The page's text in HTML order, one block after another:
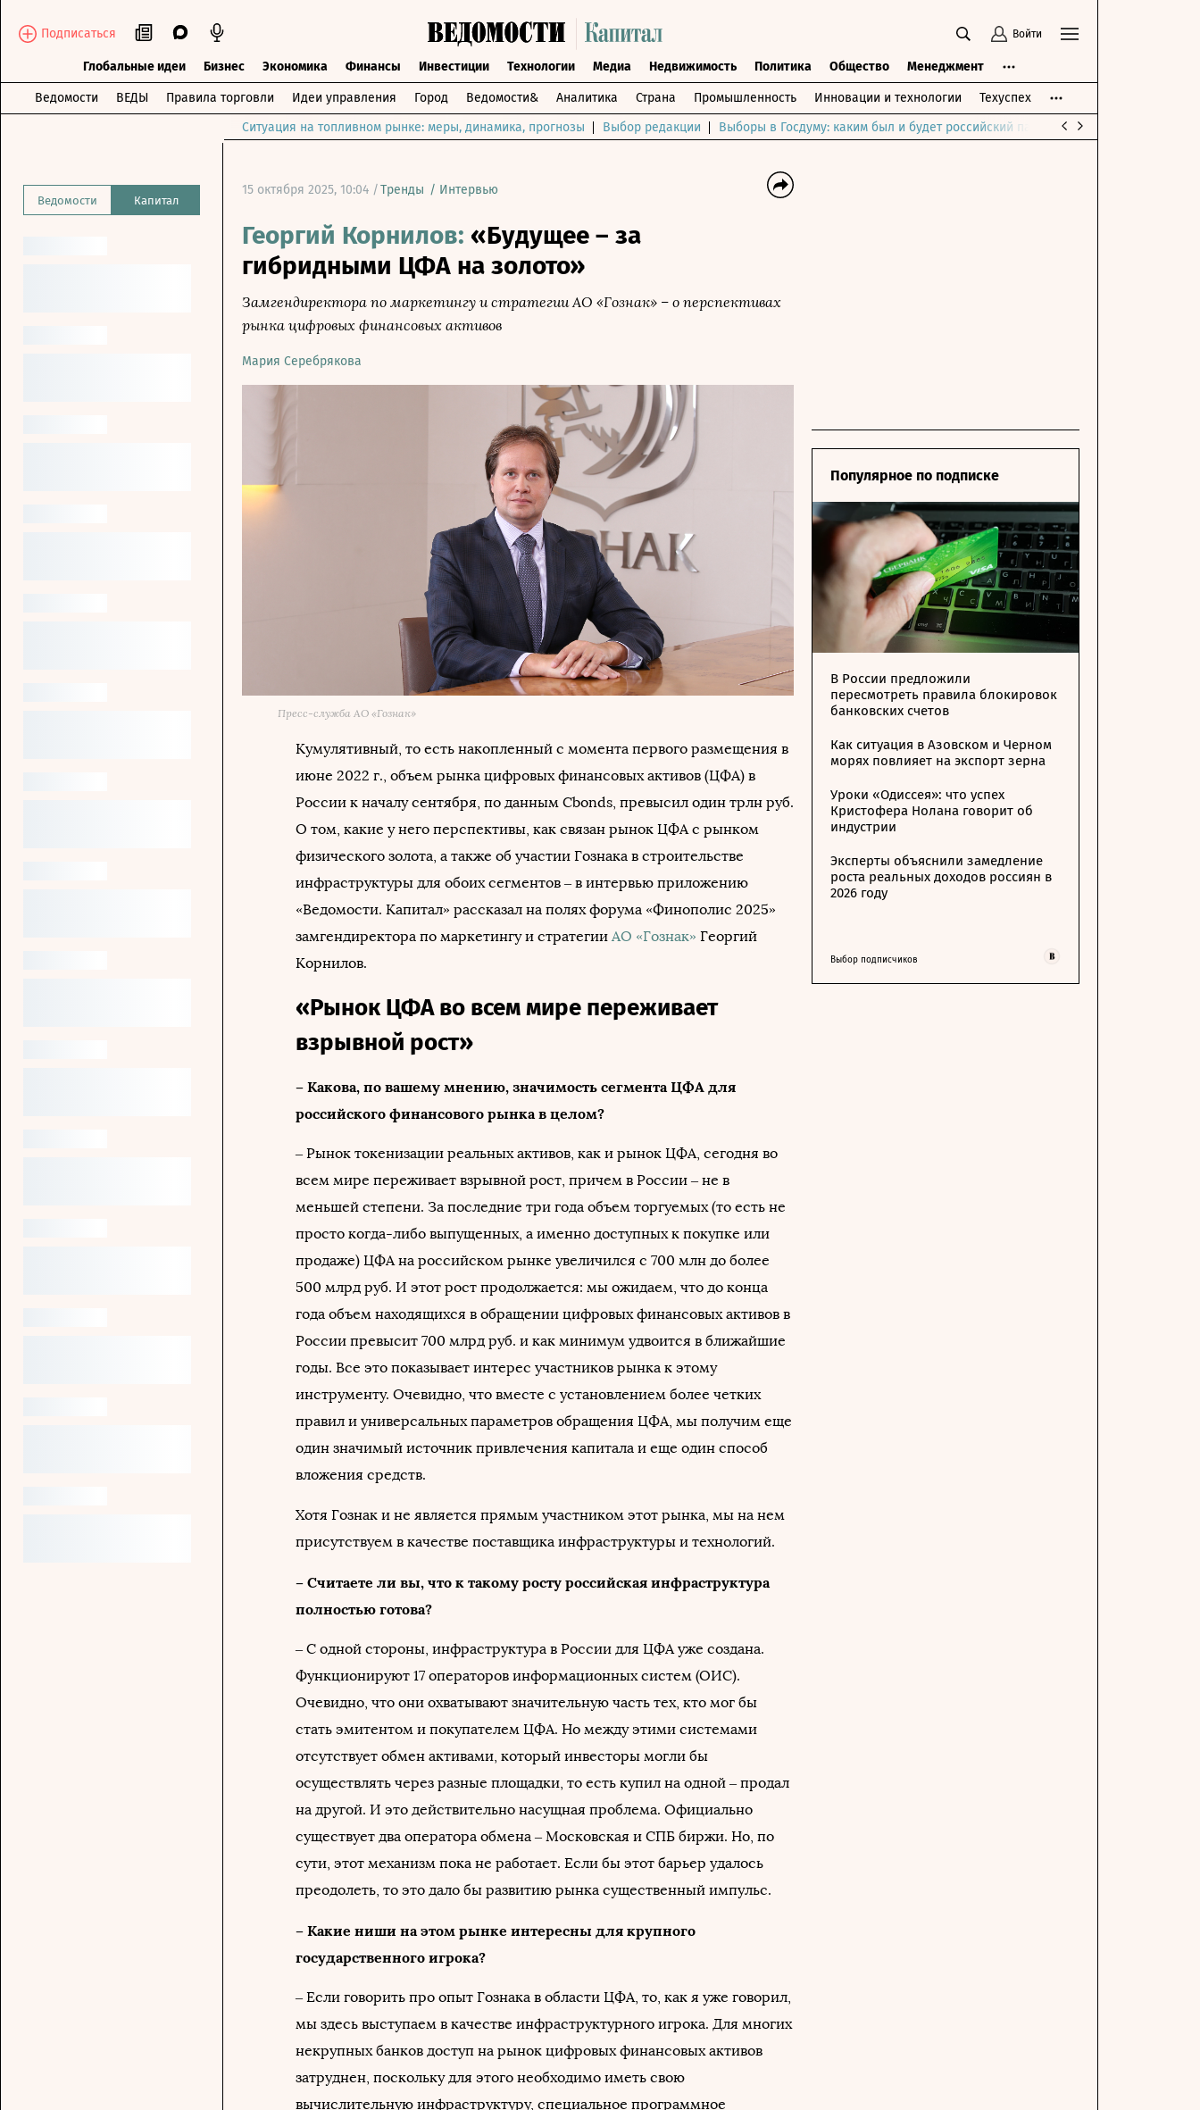
Подписаться Войти
Глобальные идеи Бизнес Экономика Финансы Инвестиции Технологии Медиа Недвижимость Политика Общество Менеджмент
Ведомости ВЕДЫ Правила торговли Идеи управления Город Ведомости& Аналитика Страна Промышленность Инновации и технологии Техуспех
Ведомости Капитал
Ситуация на топливном рынке: меры, динамика, прогнозы Выбор редакции Выборы в Госдуму: каким был и будет российский парламент
15 октября 2025, 10:04 /Тренды / Интервью
Георгий Корнилов: «Будущее – за
гибридными ЦФА на золото»
Замгендиректора по маркетингу и стратегии АО «Гознак» – о перспективах
рынка цифровых финансовых активов
Мария Серебрякова
Пресс-служба АО «Гознак»
Кумулятивный, то есть накопленный с момента первого размещения в
июне 2022 г., объем рынка цифровых финансовых активов (ЦФА) в
России к началу сентября, по данным Cbonds, превысил один трлн руб.
О том, какие у него перспективы, как связан рынок ЦФА с рынком
физического золота, а также об участии Гознака в строительстве
инфраструктуры для обоих сегментов – в интервью приложению
«Ведомости. Капитал» рассказал на полях форума «Финополис 2025»
замгендиректора по маркетингу и стратегии АО «Гознак» Георгий
Корнилов.
«Рынок ЦФА во всем мире переживает
взрывной рост»
– Какова, по вашему мнению, значимость сегмента ЦФА для
российского финансового рынка в целом?
– Рынок токенизации реальных активов, как и рынок ЦФА, сегодня во
всем мире переживает взрывной рост, причем в России – не в
меньшей степени. За последние три года объем торгуемых (то есть не
просто когда-либо выпущенных, а именно доступных к покупке или
продаже) ЦФА на российском рынке увеличился с 700 млн до более
500 млрд руб. И этот рост продолжается: мы ожидаем, что до конца
года объем находящихся в обращении цифровых финансовых активов в
России превысит 700 млрд руб. и как минимум удвоится в ближайшие
годы. Все это показывает интерес участников рынка к этому
инструменту. Очевидно, что вместе с установлением более четких
правил и универсальных параметров обращения ЦФА, мы получим еще
один значимый источник привлечения капитала и еще один способ
вложения средств.
Хотя Гознак и не является прямым участником этот рынка, мы на нем
присутствуем в качестве поставщика инфраструктуры и технологий.
– Считаете ли вы, что к такому росту российская инфраструктура
полностью готова?
– С одной стороны, инфраструктура в России для ЦФА уже создана.
Функционируют 17 операторов информационных систем (ОИС).
Очевидно, что они охватывают значительную часть тех, кто мог бы
стать эмитентом и покупателем ЦФА. Но между этими системами
отсутствует обмен активами, который инвесторы могли бы
осуществлять через разные площадки, то есть купил на одной – продал
на другой. И это действительно насущная проблема. Официально
существует два оператора обмена – Московская и СПБ биржи. Но, по
сути, этот механизм пока не работает. Если бы этот барьер удалось
преодолеть, то это дало бы развитию рынка существенный импульс.
– Какие ниши на этом рынке интересны для крупного
государственного игрока?
– Если говорить про опыт Гознака в области ЦФА, то, как я уже говорил,
мы здесь выступаем в качестве инфраструктурного игрока. Для многих
некрупных банков доступ на рынок цифровых финансовых активов
затруднен, поскольку для этого необходимо иметь свою
вычислительную инфраструктуру, специальное программное
Популярное по подписке
В России предложили
пересмотреть правила блокировок
банковских счетов
Как ситуация в Азовском и Черном
морях повлияет на экспорт зерна
Уроки «Одиссея»: что успех
Кристофера Нолана говорит об
индустрии
Эксперты объяснили замедление
роста реальных доходов россиян в
2026 году
Выбор подписчиков